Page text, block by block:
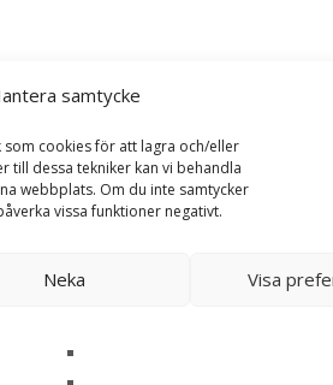
samtycke
som cookies för att lagra och/eller
till dessa tekniker kan vi behandla
webbplats. Om du inte samtycker
vissa funktioner negativt.
Neka Visa
gång jag skriver en kommentar.